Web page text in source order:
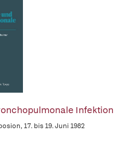
Infektion
17. bis 19. Juni 1982